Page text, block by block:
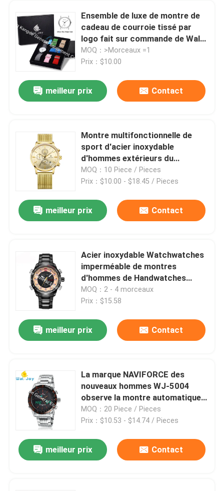
Au sujet de nous
Visite d'usine
Contrôle de qualité
Contactez-nous
Nouvelles
Cas
IVC suppléments
Suppléments de glucosamine
Supplément de vitamine C
Supplément de santé d'os
Complément alimentaire de fines herbes
Suppléments de soutien d'énergie
Ensemble de luxe de montre de
cadeau de courroie tissé par
logo fait sur commande de Wal-
joie pour la montre-bracelet
d'enfant de la bande DIY de
concepteurs de femmes de fille
MOQ：>Morceaux =1
Prix：$10.00
meilleur prix Contact
Montre multifonctionnelle de
sport d'acier inoxydable
d'hommes extérieurs du
résistant à l'eau 3ATM de mode
de marque de WJ-5263 MEGIR
MOQ：10 Piece / Pieces
Prix：$10.00 - $18.45 / Pieces
meilleur prix Contact
Acier inoxydable Watchwatches
imperméable de montres
d'hommes de Handwatches
Japon Movt de quartz de marque
de date du jour de WJ-6308
MOQ：2 - 4 morceaux
Prix：$15.58
meilleur prix Contact
La marque NAVIFORCE des
nouveaux hommes WJ-5004
observe la montre automatique
d'hommes d'heures de
concepteur de semaine de date
inoxydable
MOQ：20 Piece / Pieces
Prix：$10.53 - $14.74 / Pieces
meilleur prix Contact